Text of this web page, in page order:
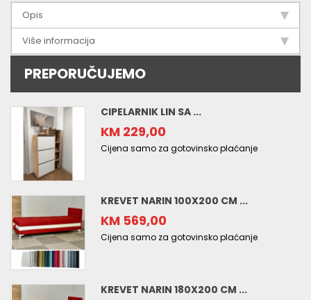
Opis
Više informacija
PREPORUČUJEMO
CIPELARNIK LIN SA ...
KM 229,00
Cijena samo za gotovinsko plaćanje
KREVET NARIN 100X200 CM ...
KM 569,00
Cijena samo za gotovinsko plaćanje
KREVET NARIN 180X200 CM ...